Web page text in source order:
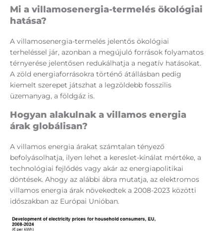
Mi a villamosenergia-termelés ökológiai
hatása?
A villamosenergia-termelés jelentős ökológiai
terheléssel jár, azonban a megújuló források folyamatos
térnyerése jelentősen redukálhatja a negatív hatásokat.
A zöld energiaforrásokra történő átállásban pedig
kiemelt szerepet játszhat a legzöldebb fosszilis
üzemanyag, a földgáz is.
Hogyan alakulnak a villamos energia
árak globálisan?
A villamos energia árakat számtalan tényező
befolyásolhatja, ilyen lehet a kereslet-kínálat mértéke, a
technológiai fejlődés vagy akár az energiapolitikai
döntések. Ahogy az alábbi ábra mutatja, az elektromos
villamos energia árak növekedtek a 2008-2023 közötti
időszakban az Európai Unióban.